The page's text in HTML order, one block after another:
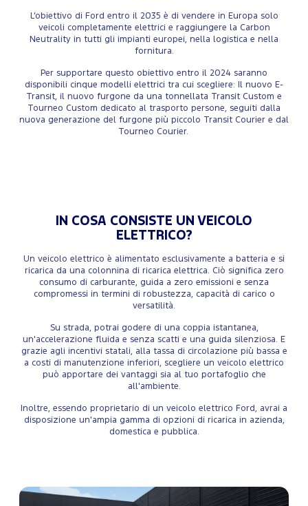
L’obiettivo di Ford entro il 2035 è di vendere in Europa solo
veicoli completamente elettrici e raggiungere la Carbon
Neutrality in tutti gli impianti europei, nella logistica e nella
fornitura.
Per supportare questo obiettivo entro il 2024 saranno
disponibili cinque modelli elettrici tra cui scegliere: Il nuovo E-
Transit, il nuovo furgone da una tonnellata Transit Custom e
Tourneo Custom dedicato al trasporto persone, seguiti dalla
nuova generazione del furgone più piccolo Transit Courier e dal
Tourneo Courier.
IN COSA CONSISTE UN VEICOLO
ELETTRICO?
Un veicolo elettrico è alimentato esclusivamente a batteria e si
ricarica da una colonnina di ricarica elettrica. Ciò significa zero
consumo di carburante, guida a zero emissioni e senza
compromessi in termini di robustezza, capacità di carico o
versatilità.
Su strada, potrai godere di una coppia istantanea,
un'accelerazione fluida e senza scatti e una guida silenziosa. E
grazie agli incentivi statali, alla tassa di circolazione più bassa e
a costi di manutenzione inferiori, scegliere un veicolo elettrico
può apportare dei vantaggi sia al tuo portafoglio che
all'ambiente.
Inoltre, essendo proprietario di un veicolo elettrico Ford, avrai a
disposizione un'ampia gamma di opzioni di ricarica in azienda,
domestica e pubblica.